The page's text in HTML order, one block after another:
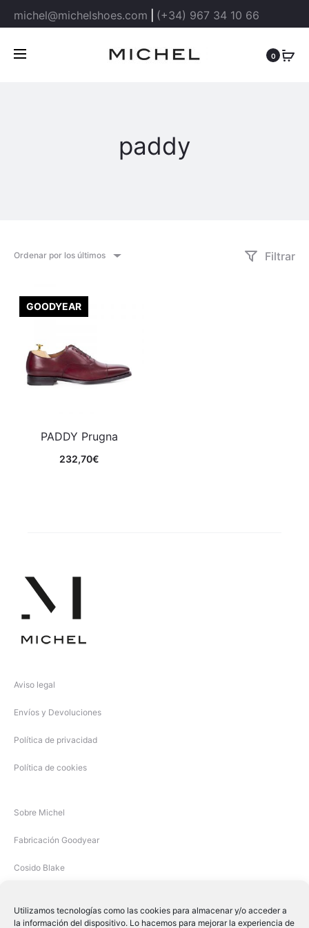
Utilizamos tecnologías como las cookies para almacenar y/o acceder a
la información del dispositivo. Lo hacemos para mejorar la experiencia de
michel@michelshoes.com (+34) 967 34 10 66
0
paddy
Ordenar por los últimos Filtrar
GOODYEAR
PADDY Prugna
232,70€
Aviso legal
Envíos y Devoluciones
Política de privacidad
Política de cookies
Sobre Michel
Fabricación Goodyear
Cosido Blake